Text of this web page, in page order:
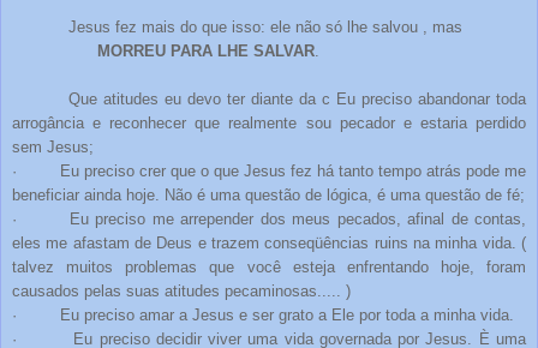
Jesus fez mais do que isso: ele não só lhe salvou , mas
MORREU PARA LHE SALVAR.
Que atitudes eu devo ter diante da c Eu preciso abandonar toda
arrogância e reconhecer que realmente sou pecador e estaria perdido
sem Jesus;
· Eu preciso crer que o que Jesus fez há tanto tempo atrás pode me
beneficiar ainda hoje. Não é uma questão de lógica, é uma questão de fé;
· Eu preciso me arrepender dos meus pecados, afinal de contas,
eles me afastam de Deus e trazem conseqüências ruins na minha vida. (
talvez muitos problemas que você esteja enfrentando hoje, foram
causados pelas suas atitudes pecaminosas..... )
· Eu preciso amar a Jesus e ser grato a Ele por toda a minha vida.
· Eu preciso decidir viver uma vida governada por Jesus. È uma